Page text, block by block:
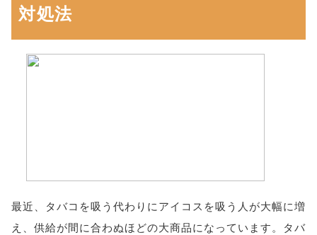
対処法
最近、タバコを吸う代わりにアイコスを吸う人が大幅に増
え、供給が間に合わぬほどの大商品になっています。タバ